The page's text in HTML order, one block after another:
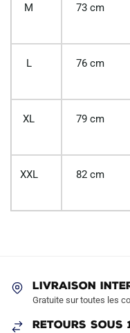
M 73 cm
L 76 cm
XL 79 cm
XXL 82 cm
LIVRAISON
Gratuite sur toutes les
RETOURS SOUS